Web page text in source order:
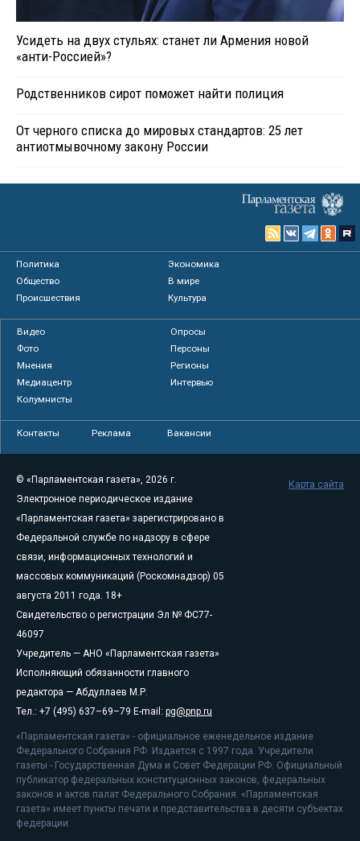
Усидеть на двух стульях: станет ли Армения новой
«анти-Россией»?
Родственников сирот поможет найти полиция
От черного списка до мировых стандартов: 25 лет
антиотмывочному закону России
Политика
Экономика
Общество
В мире
Происшествия
Культура
Видео
Опросы
Фото
Персоны
Мнения
Регионы
Медиацентр
Интервью
Колумнисты
Контакты Реклама Вакансии
© «Парламентская газета», 2026 г.
Электронное периодическое издание
«Парламентская газета» зарегистрировано в
Федеральной службе по надзору в сфере
связи, информационных технологий и
массовых коммуникаций (Роскомнадзор) 05
августа 2011 года. 18+
Свидетельство о регистрации Эл № ФС77-
46097
Учредитель — АНО «Парламентская газета»
Исполняющий обязанности главного
редактора — Абдуллаев М.Р.
Тел.: +7 (495) 637–69–79 E-mail: pg@pnp.ru
«Парламентская газета» - официальное еженедельное издание
Федерального Собрания РФ. Издается с 1997 года. Учредители
газеты - Государственная Дума и Совет Федерации РФ. Официальный
публикатор федеральных конституционных законов, федеральных
законов и актов палат Федерального Собрания. «Парламентская
газета» имеет пункты печати и представительства в десяти субъектах
федерации.
Карта сайта